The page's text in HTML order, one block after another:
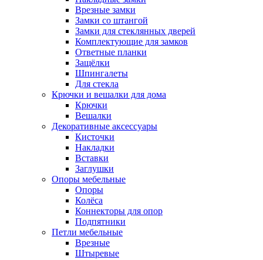
Врезные замки
Замки со штангой
Замки для стеклянных дверей
Комплектующие для замков
Ответные планки
Защёлки
Шпингалеты
Для стекла
Крючки и вешалки для дома
Крючки
Вешалки
Декоративные аксессуары
Кисточки
Накладки
Вставки
Заглушки
Опоры мебельные
Опоры
Колёса
Коннекторы для опор
Подпятники
Петли мебельные
Врезные
Штыревые